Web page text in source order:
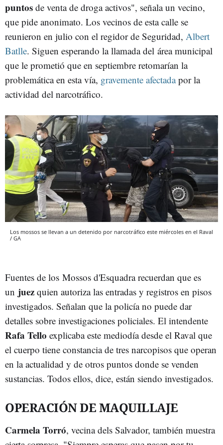
puntos de venta de droga activos", señala un vecino,
que pide anonimato. Los vecinos de esta calle se
reunieron en julio con el regidor de Seguridad, Albert
Batlle. Siguen esperando la llamada del área municipal
que le prometió que en septiembre retomarían la
problemática en esta vía, gravemente afectadapor la
actividad del narcotráfico.
Los mossos se llevan a un detenido por narcotráfico este miércoles en el Raval
/ GA
Fuentes de los Mossos d'Esquadra recuerdan que es
un juez quien autoriza las entradas y registros en pisos
investigados. Señalan que la policía no puede dar
detalles sobre investigaciones policiales. El intendente
Rafa Tello explicaba este mediodía desde el Raval que
el cuerpo tiene constancia de tres narcopisos que operan
en la actualidad y de otros puntos donde se venden
sustancias. Todos ellos, dice, están siendo investigados.
OPERACIÓN DE MAQUILLAJE
Carmela Torró, vecina dels Salvador, también muestra